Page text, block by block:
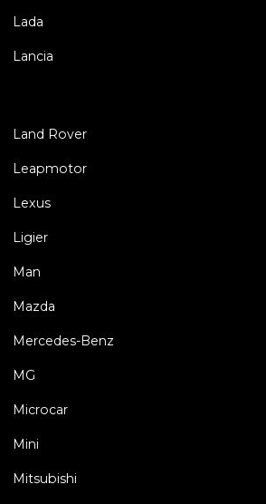
Lada
Lancia
Land Rover
Leapmotor
Lexus
Ligier
Man
Mazda
Mercedes-Benz
MG
Microcar
Mini
Mitsubishi